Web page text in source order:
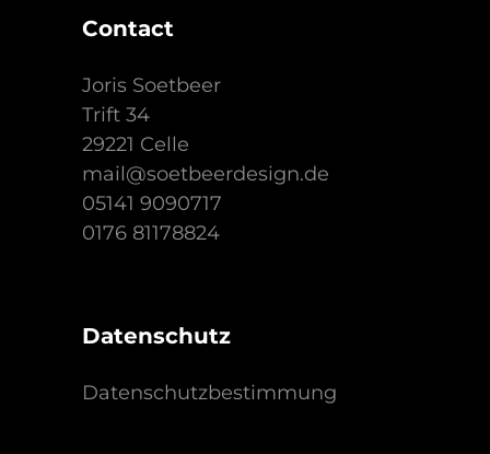
Contact
Joris Soetbeer
Trift 34
29221 Celle
mail@soetbeerdesign.de
05141 9090717
0176 81178824
Datenschutz
Datenschutzbestimmung